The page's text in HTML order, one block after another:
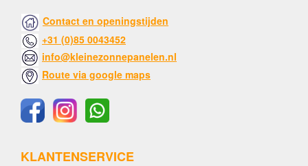
Contact en openingstijden
+31 (0)85 0043452
info@kleinezonnepanelen.nl
Route via google maps
KLANTENSERVICE